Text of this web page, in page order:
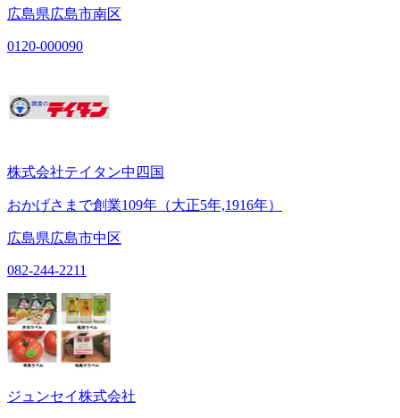
広島県広島市南区
0120-000090
株式会社テイタン中四国
おかげさまで創業109年（大正5年,1916年）
広島県広島市中区
082-244-2211
ジュンセイ株式会社